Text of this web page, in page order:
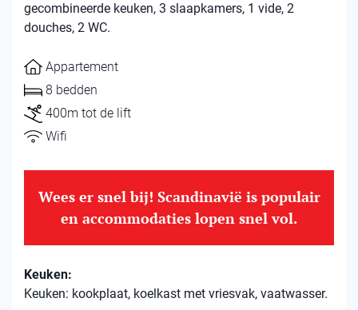
gecombineerde keuken, 3 slaapkamers, 1 vide, 2
douches, 2 WC.
Appartement
8 bedden
400m tot de lift
Wifi
Wees er snel bij! Scandinavië is populair
en accommodaties lopen snel vol.
Keuken:
Keuken: kookplaat, koelkast met vriesvak, vaatwasser.